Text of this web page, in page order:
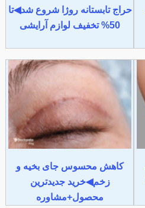
حراج تابستانه روژا شروع شد◀تا
50% تخفیف لوازم آرایشی
کاهش محسوس جای بخیه و
زخم◀خرید جدیدترین
محصول+مشاوره